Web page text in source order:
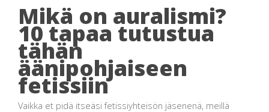
Mikä on auralismi?
10 tapaa tutustua
tähän
äänipohjaiseen
fetissiin
Vaikka et pidä itseäsi fetissiyhteisön jäsenenä, meillä